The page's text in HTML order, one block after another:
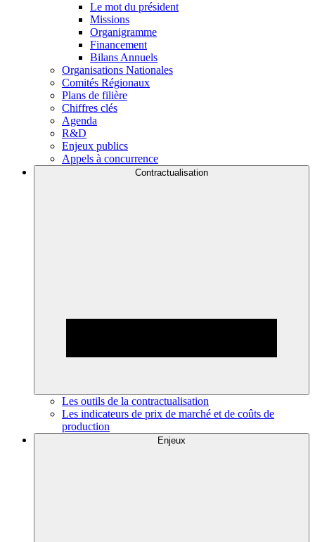
Le mot du président
Missions
Organigramme
Financement
Bilans Annuels
Organisations Nationales
Comités Régionaux
Plans de filière
Chiffres clés
Agenda
R&D
Enjeux publics
Appels à concurrence
Contractualisation
Les outils de la contractualisation
Les indicateurs de prix de marché et de coûts de
production
Enjeux